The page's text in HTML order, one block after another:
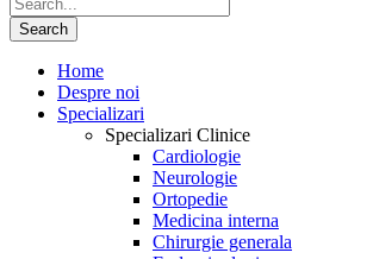
Home
Despre noi
Specializari
Specializari Clinice
Cardiologie
Neurologie
Ortopedie
Medicina interna
Chirurgie generala